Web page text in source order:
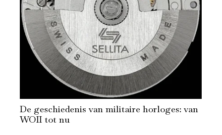
De geschiedenis van militaire horloges: van
WOII tot nu